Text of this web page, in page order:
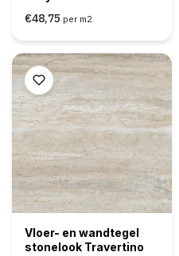
€48,75 per m2
Vloer- en wandtegel
stonelook Travertino